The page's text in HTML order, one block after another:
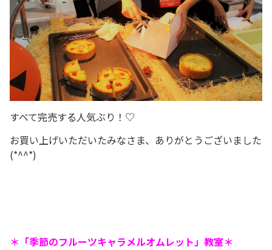
すべて完売する人気ぶり！♡
お買い上げいただいたみなさま、ありがとうございました
(*^^*)
＊「季節のフルーツキャラメルオムレット」教室＊